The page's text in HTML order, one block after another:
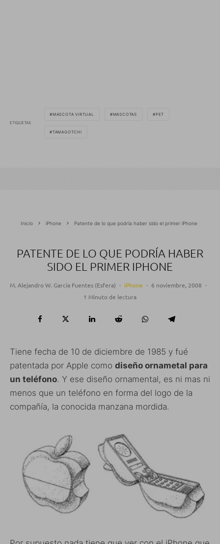
ETIQUETAS
MASCOTA VIRTUAL MASCOTAS PET
TAMAGOTCHI
Inicio iPhone Patente de lo que podría haber sido el primer iPhone
PATENTE DE LO QUE PODRÍA HABER
SIDO EL PRIMER IPHONE
M. Alejandro W. García Fuentes (Esfera) · iPhone · 6 noviembre, 2008 ·
1 Minuto de lectura
Tiene fecha de 10 de diciembre de 1985 y fué
patentada por Apple como diseño ornametal para
un teléfono. Y ese diseño ornamental, es ni mas ni
menos que un teléfono en forma del logo de la
compañía, la conocida manzana mordida.